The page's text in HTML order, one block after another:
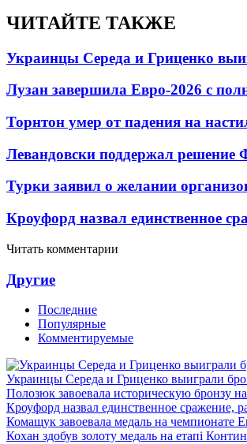
ЧИТАЙТЕ ТАКЖЕ
Украинцы Середа и Гриценко
Лузан завершила Евро-2026 с
Торнтон умер от падения на
Левандовски поддержал
Турки заявил о желании
Кроуфорд назвал единственное
Читать комментарии
Другие
Последние
Популярные
Комментируемые
Украинцы Середа и Гриценко выиграли
Полозюк завоевала историческую бронзу
Кроуфорд назвал единственное сражение,
Комащук завоевала медаль на чемпионате
Кохан здобув золоту медаль на етапі